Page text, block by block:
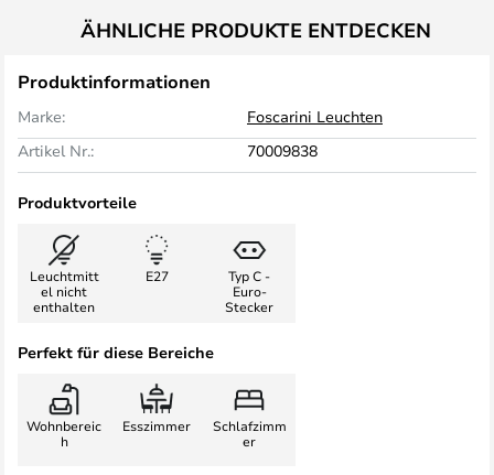
ÄHNLICHE PRODUKTE ENTDECKEN
Produktinformationen
Marke:
Foscarini Leuchten
Artikel Nr.:
70009838
Produktvorteile
Leuchtmitt
el nicht
enthalten
E27
Typ C -
Euro-
Stecker
Perfekt für diese Bereiche
Wohnbereic
h
Esszimmer
Schlafzimm
er